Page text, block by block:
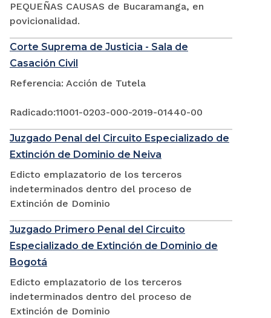
PEQUEÑAS CAUSAS de Bucaramanga, en
povicionalidad.
Corte Suprema de Justicia - Sala de
Casación Civil
Referencia: Acción de Tutela
Radicado:11001-0203-000-2019-01440-00
Juzgado Penal del Circuito Especializado de
Extinción de Dominio de Neiva
Edicto emplazatorio de los terceros
indeterminados dentro del proceso de
Extinción de Dominio
Juzgado Primero Penal del Circuito
Especializado de Extinción de Dominio de
Bogotá
Edicto emplazatorio de los terceros
indeterminados dentro del proceso de
Extinción de Dominio